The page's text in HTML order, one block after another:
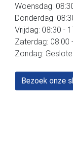
Woensdag:
Donderdag:
Vrijdag: 08:30 -
Zaterdag: 08:00
Zondag:
Bezoek onze